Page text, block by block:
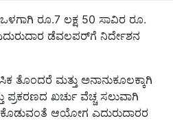
ರೂ.7 ಲಕ್ಷ 50 ಸಾವಿರ ರೂ.
ಡೆವಲಪರ್‌ಗೆ ನಿರ್ದೇಶನ
ತೊಂದರೆ ಮತ್ತು ಅನಾನುಕೂಲಕ್ಕಾಗಿ
ಪ್ರಕರಣದ ಖರ್ಚು ವೆಚ್ಚ ಸಲುವಾಗಿ
ಕೊಡುವಂತೆ ಆಯೋಗ ಎದುರುದಾರರ